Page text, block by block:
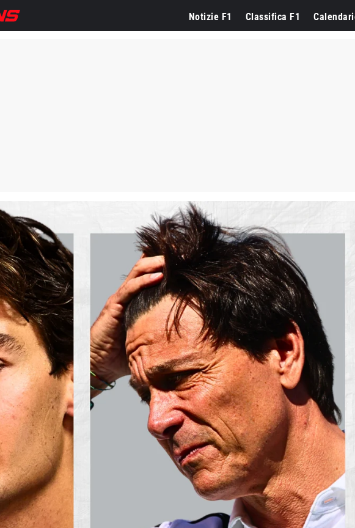
Notizie F1 Classifica F1